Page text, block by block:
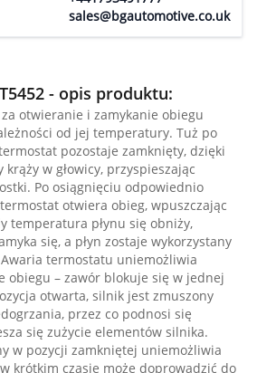
sales@bgautomotive.co.uk
- opis produktu:
otwieranie i zamykanie obiegu
od jej temperatury. Tuż po
pozostaje zamknięty, dzięki
krąży w głowicy, przyspieszając
Po osiągnięciu odpowiednio
otwiera obieg, wpuszczając
temperatura płynu się obniży,
się, a płyn zostaje wykorzystany
termostatu uniemożliwia
obiegu – zawór blokuje się w jednej
otwarta, silnik jest zmuszony
przez co podnosi się
się zużycie elementów silnika.
w pozycji zamkniętej uniemożliwia
krótkim czasie może doprowadzić do